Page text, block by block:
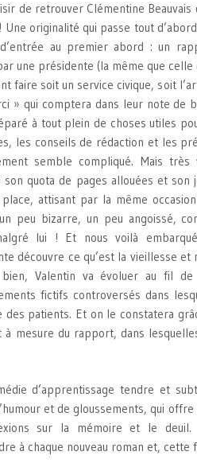
de retrouver Clémentine
Une originalité qui passe tout
au premier abord : un
une présidente (la même que celle
faire soit un service civique, soit
» qui comptera dans leur note de
à tout plein de choses utiles
les conseils de rédaction et les
semble compliqué. Mais
son quota de pages allouées et
attisant par la même
peu bizarre, un peu angoissé,
lui ! Et nous voilà
découvre ce qu’est la vieillesse
Valentin va évoluer au fil
fictifs controversés dans
des patients. Et on le constatera
à mesure du rapport, dans
d’apprentissage tendre et
et de gloussements, qui
sur la mémoire et le deuil.
à chaque nouveau roman et,